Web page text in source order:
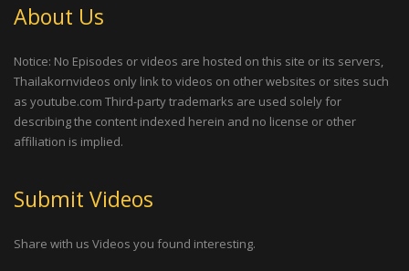
About Us
Notice: No Episodes or videos are hosted on this site or its servers,
Thailakornvideos only link to videos on other websites or sites such
as youtube.com Third-party trademarks are used solely for
describing the content indexed herein and no license or other
affiliation is implied.
Submit Videos
Share with us Videos you found interesting.